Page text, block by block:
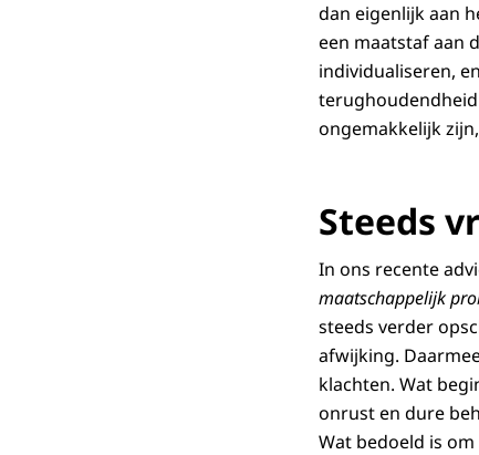
dan eigenlijk aan
een maatstaf aan
individualiseren,
ongemakkelijk
Steeds
In ons recente
maatschappelijk
steeds verder
afwijking.
klachten. Wat
onrust en dure
Wat bedoeld is